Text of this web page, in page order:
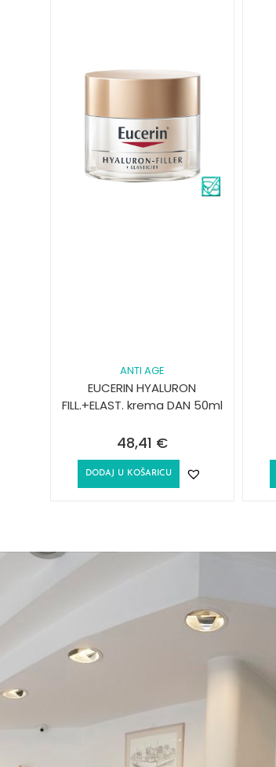
ANTI AGE
EUCERIN HYALURON
FILL.+ELAST. krema DAN 50ml
48,41 €
DODAJ U KOŠARICU